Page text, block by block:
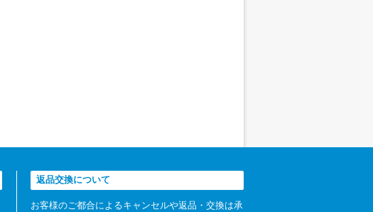
返品交換について
お客様のご都合によるキャンセルや返品・交換は承